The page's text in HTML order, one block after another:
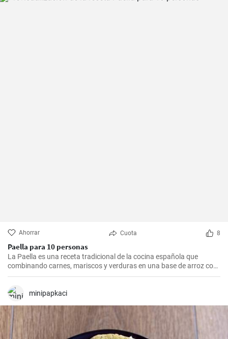
Ahorrar Cuota 8
Paella para 10 personas
La Paella es una receta tradicional de la cocina española que
combinando carnes, mariscos y verduras en una base de arroz con
una mezcla de especias, ofrece una experiencia culinaria llena de
forma de hacer la paella, esta receta se acerca a la versión más
minipapkaci